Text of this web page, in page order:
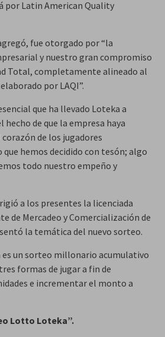
por Latin American Quality
fue otorgado por “la
y nuestro gran compromiso
Total, completamente alineado al
por LAQI”.
que ha llevado Loteka a
de que la empresa haya
de los jugadores
que hemos decidido con tesón; algo
todo nuestro empeño y
a los presentes la licenciada
de Mercadeo y Comercialización de
la temática del nuevo sorteo.
un sorteo millonario acumulativo
formas de jugar a fin de
e incrementar el monto a
Lotto Loteka”.